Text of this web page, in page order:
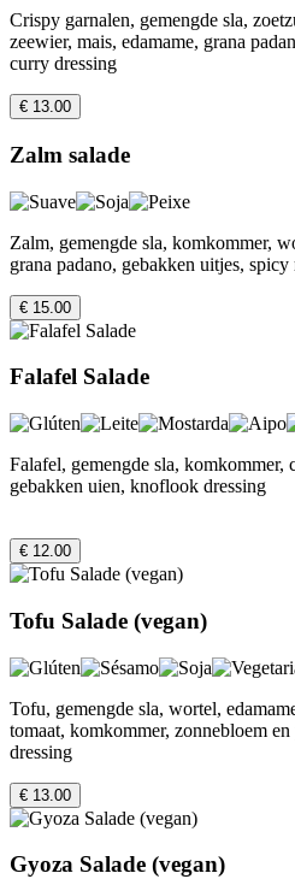
Crispy garnalen, gemengde sla,
zeewier, mais, edamame, grana
curry dressing
€ 13.00
Zalm salade
Zalm, gemengde sla, komkommer,
grana padano, gebakken uitjes, spicy
€ 15.00
Falafel Salade
Falafel, gemengde sla, komkommer,
gebakken uien, knoflook dressing
€ 12.00
Tofu Salade (vegan)
Tofu, gemengde sla, wortel,
tomaat, komkommer, zonnebloem
dressing
€ 13.00
Gyoza Salade (vegan)